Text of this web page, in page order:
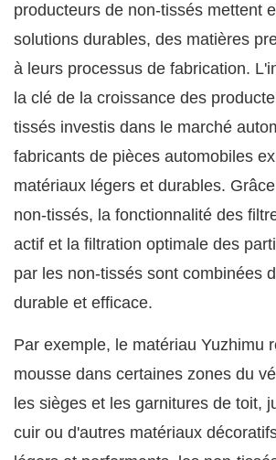
producteurs de non-tissés mettent
solutions durables, des matières
à leurs processus de fabrication.
la clé de la croissance des
tissés investis dans le marché
fabricants de pièces automobiles
matériaux légers et durables.
non-tissés, la fonctionnalité des
actif et la filtration optimale des
par les non-tissés sont combinées
durable et efficace.
Par exemple, le matériau Yuzhimu
mousse dans certaines zones du
les sièges et les garnitures de toit,
cuir ou d'autres matériaux